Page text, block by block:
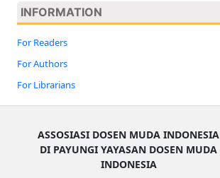
INFORMATION
For Readers
For Authors
For Librarians
ASSOSIASI DOSEN MUDA INDONESIA
DI PAYUNGI YAYASAN DOSEN MUDA
INDONESIA